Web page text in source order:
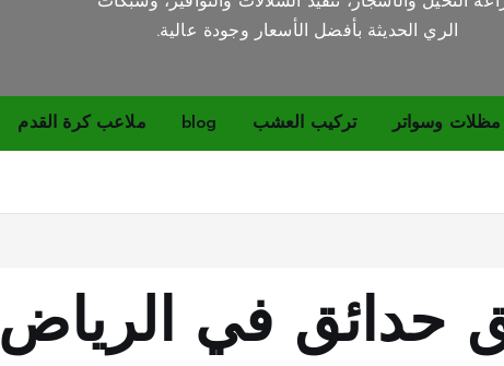
الري الحديثة بأفضل الأسعار وجودة عالية.
مظلات وسواتر تركيب العشب blog ملاعب كرة القدم
حدائق في الرياض